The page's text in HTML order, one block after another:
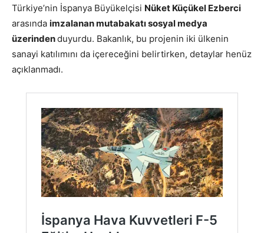
Türkiye’nin İspanya Büyükelçisi Nüket Küçükel Ezberci
arasında imzalanan mutabakatı sosyal medya
üzerindenduyurdu. Bakanlık, bu projenin iki ülkenin
sanayi katılımını da içereceğini belirtirken, detaylar henüz
açıklanmadı.